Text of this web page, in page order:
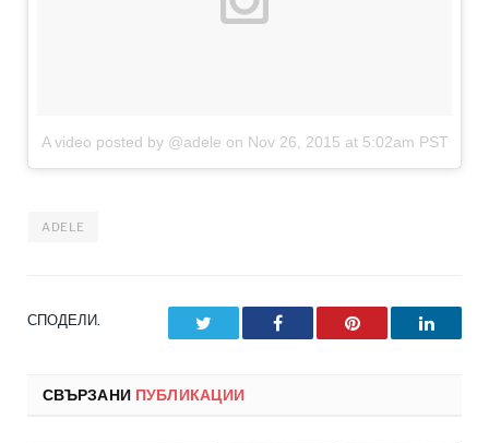
A video posted by @adele on Nov 26, 2015 at 5:02am PST
ADELE
СПОДЕЛИ. Facebook Pinterest
СВЪРЗАНИ ПУБЛИКАЦИИ